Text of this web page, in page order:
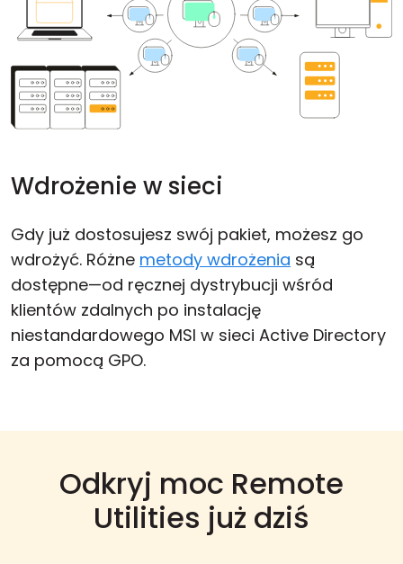
Wdrożenie w sieci
Gdy już dostosujesz swój pakiet, możesz go
wdrożyć. Różne metody wdrożenia są
dostępne—od ręcznej dystrybucji wśród
klientów zdalnych po instalację
niestandardowego MSI w sieci Active Directory
za pomocą GPO.
Odkryj moc Remote
Utilities już dziś